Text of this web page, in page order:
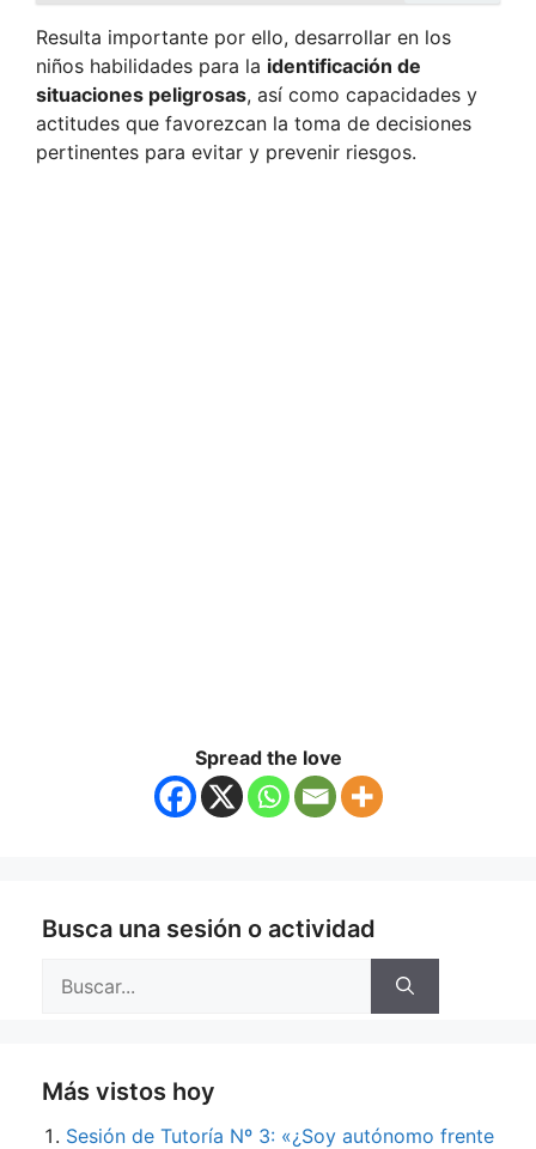
Resulta importante por ello, desarrollar en los
niños habilidades para la identificación de
situaciones peligrosas, así como capacidades y
actitudes que favorezcan la toma de decisiones
pertinentes para evitar y prevenir riesgos.
Spread the love
Busca una sesión o actividad
Más vistos hoy
Sesión de Tutoría Nº 3: «¿Soy autónomo frente